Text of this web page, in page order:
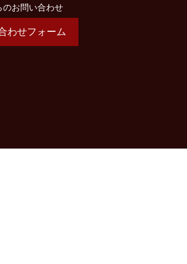
のお問い合わせ
わせフォーム